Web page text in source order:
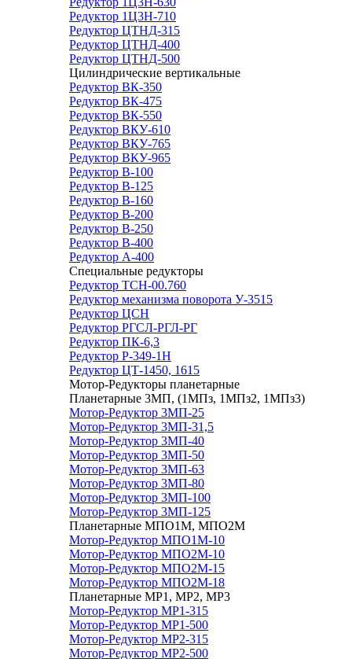
Редуктор 1Ц3Н-710
Редуктор ЦТНД-315
Редуктор ЦТНД-400
Редуктор ЦТНД-500
Цилиндрические вертикальные
Редуктор ВК-350
Редуктор ВК-475
Редуктор ВК-550
Редуктор ВКУ-610
Редуктор ВКУ-765
Редуктор ВКУ-965
Редуктор В-100
Редуктор В-125
Редуктор В-160
Редуктор В-200
Редуктор В-250
Редуктор В-400
Редуктор А-400
Специальные редукторы
Редуктор ТСН-00.760
Редуктор механизма поворота У-3515
Редуктор ЦСН
Редуктор РГСЛ-РГЛ-РГ
Редуктор ПК-6,3
Редуктор Р-349-1Н
Редуктор ЦТ-1450, 1615
Мотор-Редукторы планетарные
Планетарные 3МП, (1МПз, 1МПз2, 1МПз3)
Мотор-Редуктор 3МП-25
Мотор-Редуктор 3МП-31,5
Мотор-Редуктор 3МП-40
Мотор-Редуктор 3МП-50
Мотор-Редуктор 3МП-63
Мотор-Редуктор 3МП-80
Мотор-Редуктор 3МП-100
Мотор-Редуктор 3МП-125
Планетарные МПО1М, МПО2М
Мотор-Редуктор МПО1М-10
Мотор-Редуктор МПО2М-10
Мотор-Редуктор МПО2М-15
Мотор-Редуктор МПО2М-18
Планетарные МР1, МР2, МР3
Мотор-Редуктор МР1-315
Мотор-Редуктор МР1-500
Мотор-Редуктор МР2-315
Мотор-Редуктор МР2-500